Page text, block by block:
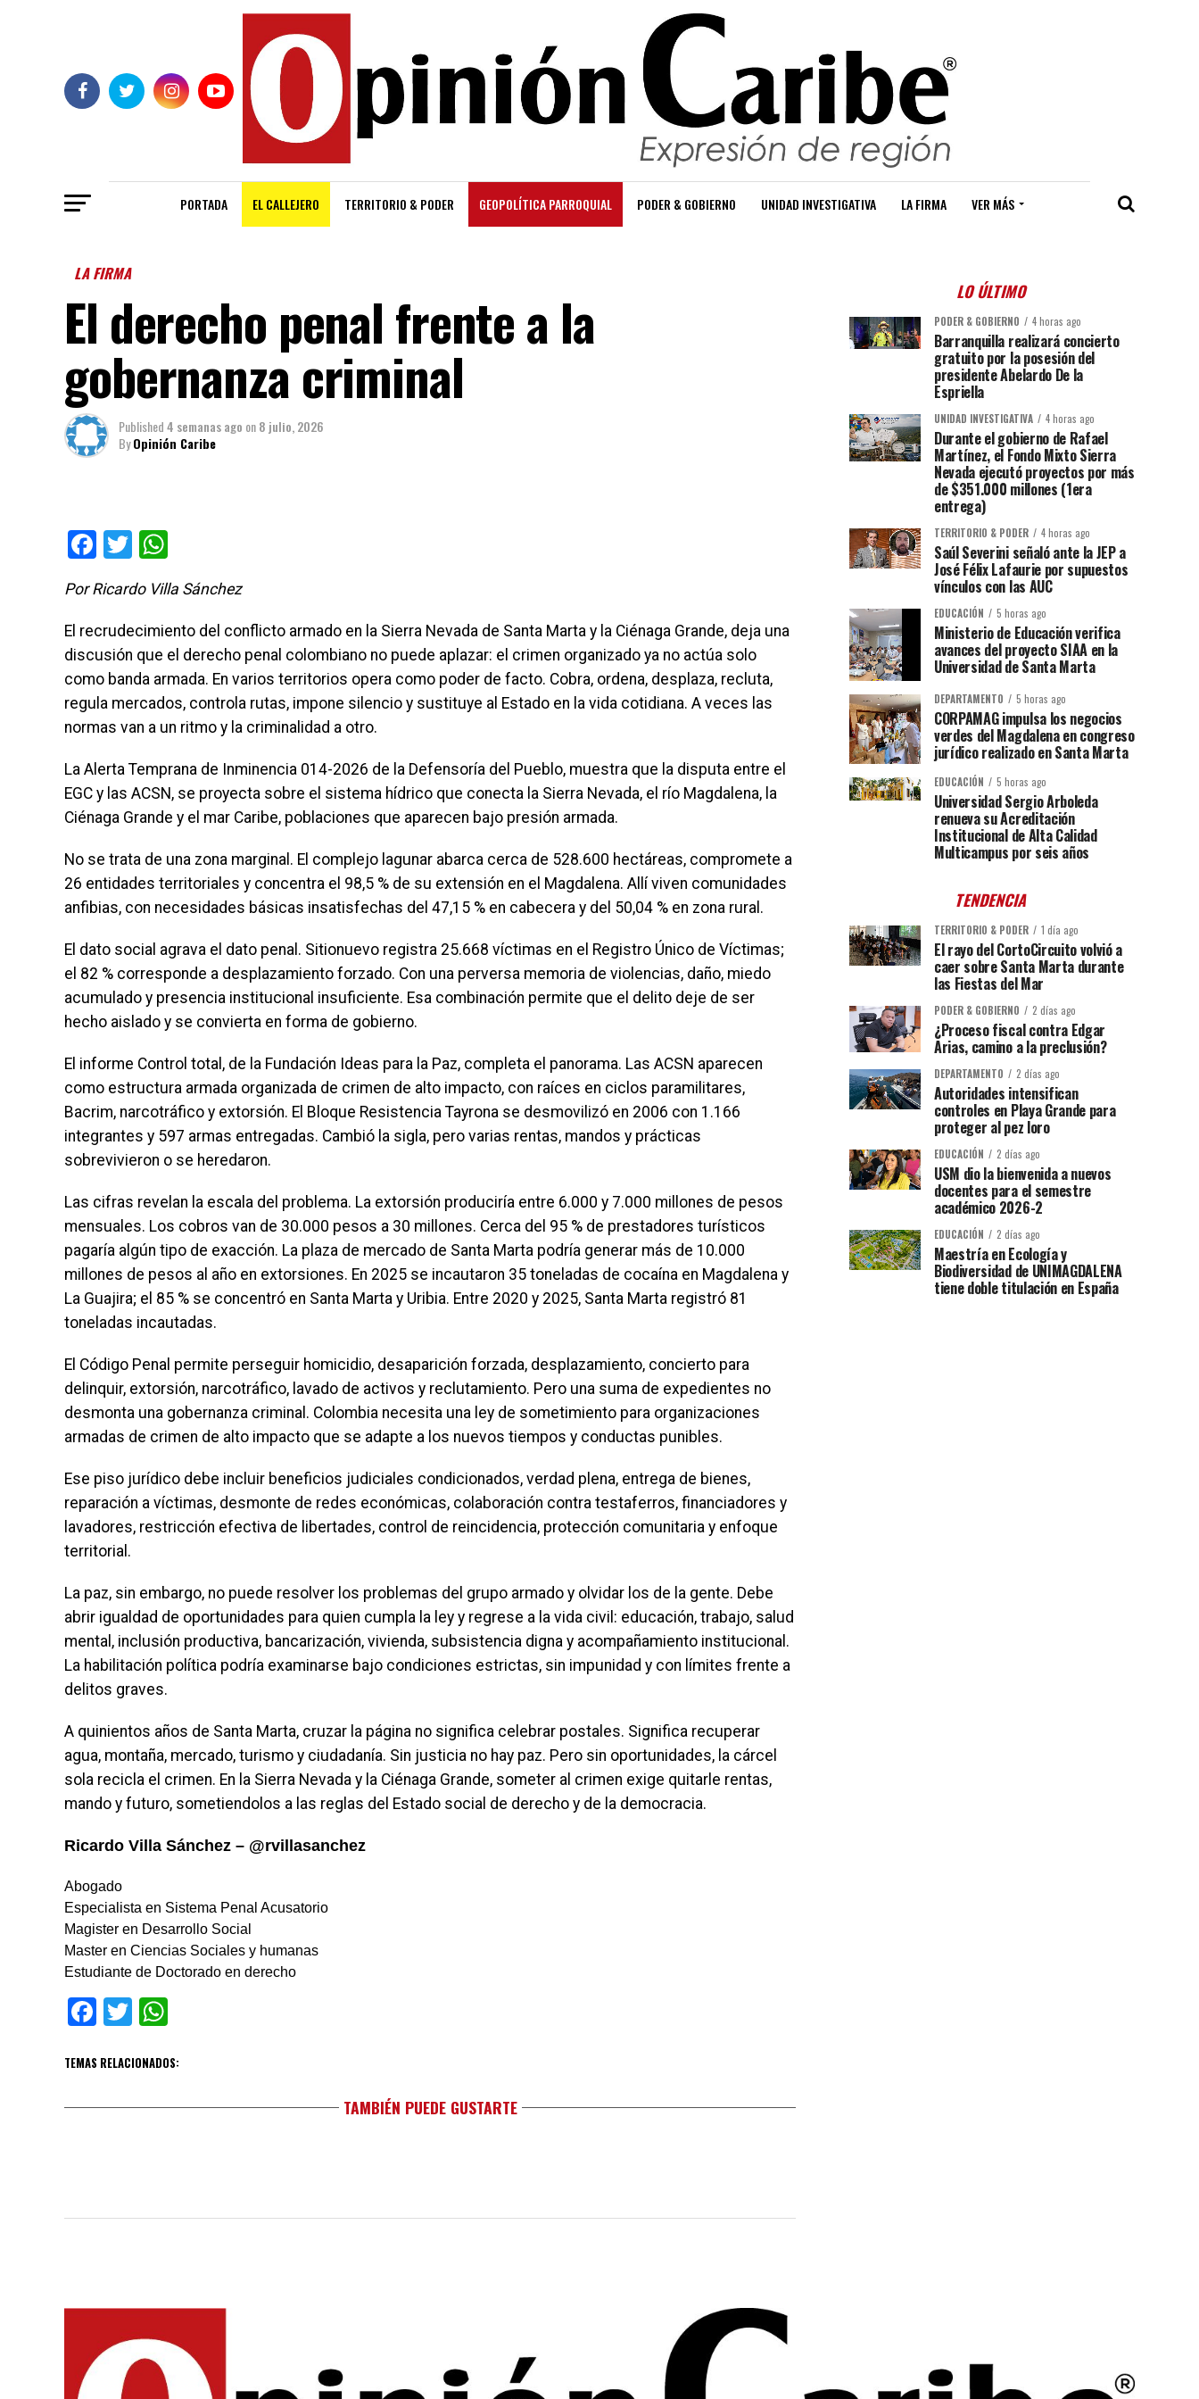
PORTADA EL CALLEJERO TERRITORIO & PODER GEOPOLÍTICA PARROQUIAL PODER & GOBIERNO UNIDAD INVESTIGATIVA LA FIRMA VER MÁS
LA FIRMA
El derecho penal frente a la
gobernanza criminal
Published4 semanas ago on8 julio, 2026
ByOpinión Caribe
Facebook
Twitter
Por Ricardo Villa Sánchez
El recrudecimiento del conflicto armado en la Sierra Nevada de Santa Marta y la Ciénaga Grande, deja una
discusión que el derecho penal colombiano no puede aplazar: el crimen organizado ya no actúa solo
como banda armada. En varios territorios opera como poder de facto. Cobra, ordena, desplaza, recluta,
regula mercados, controla rutas, impone silencio y sustituye al Estado en la vida cotidiana. A veces las
normas van a un ritmo y la criminalidad a otro.
La Alerta Temprana de Inminencia 014-2026 de la Defensoría del Pueblo, muestra que la disputa entre el
EGC y las ACSN, se proyecta sobre el sistema hídrico que conecta la Sierra Nevada, el río Magdalena, la
Ciénaga Grande y el mar Caribe, poblaciones que aparecen bajo presión armada.
No se trata de una zona marginal. El complejo lagunar abarca cerca de 528.600 hectáreas, compromete a
26 entidades territoriales y concentra el 98,5 % de su extensión en el Magdalena. Allí viven comunidades
anfibias, con necesidades básicas insatisfechas del 47,15 % en cabecera y del 50,04 % en zona rural.
El dato social agrava el dato penal. Sitionuevo registra 25.668 víctimas en el Registro Único de Víctimas;
el 82 % corresponde a desplazamiento forzado. Con una perversa memoria de violencias, daño, miedo
acumulado y presencia institucional insuficiente. Esa combinación permite que el delito deje de ser
hecho aislado y se convierta en forma de gobierno.
El informe Control total, de la Fundación Ideas para la Paz, completa el panorama. Las ACSN aparecen
como estructura armada organizada de crimen de alto impacto, con raíces en ciclos paramilitares,
Bacrim, narcotráfico y extorsión. El Bloque Resistencia Tayrona se desmovilizó en 2006 con 1.166
integrantes y 597 armas entregadas. Cambió la sigla, pero varias rentas, mandos y prácticas
sobrevivieron o se heredaron.
Las cifras revelan la escala del problema. La extorsión produciría entre 6.000 y 7.000 millones de pesos
mensuales. Los cobros van de 30.000 pesos a 30 millones. Cerca del 95 % de prestadores turísticos
pagaría algún tipo de exacción. La plaza de mercado de Santa Marta podría generar más de 10.000
millones de pesos al año en extorsiones. En 2025 se incautaron 35 toneladas de cocaína en Magdalena y
La Guajira; el 85 % se concentró en Santa Marta y Uribia. Entre 2020 y 2025, Santa Marta registró 81
toneladas incautadas.
El Código Penal permite perseguir homicidio, desaparición forzada, desplazamiento, concierto para
delinquir, extorsión, narcotráfico, lavado de activos y reclutamiento. Pero una suma de expedientes no
desmonta una gobernanza criminal. Colombia necesita una ley de sometimiento para organizaciones
armadas de crimen de alto impacto que se adapte a los nuevos tiempos y conductas punibles.
Ese piso jurídico debe incluir beneficios judiciales condicionados, verdad plena, entrega de bienes,
reparación a víctimas, desmonte de redes económicas, colaboración contra testaferros, financiadores y
lavadores, restricción efectiva de libertades, control de reincidencia, protección comunitaria y enfoque
territorial.
La paz, sin embargo, no puede resolver los problemas del grupo armado y olvidar los de la gente. Debe
abrir igualdad de oportunidades para quien cumpla la ley y regrese a la vida civil: educación, trabajo, salud
mental, inclusión productiva, bancarización, vivienda, subsistencia digna y acompañamiento institucional.
La habilitación política podría examinarse bajo condiciones estrictas, sin impunidad y con límites frente a
delitos graves.
A quinientos años de Santa Marta, cruzar la página no significa celebrar postales. Significa recuperar
agua, montaña, mercado, turismo y ciudadanía. Sin justicia no hay paz. Pero sin oportunidades, la cárcel
sola recicla el crimen. En la Sierra Nevada y la Ciénaga Grande, someter al crimen exige quitarle rentas,
mando y futuro, sometiendolos a las reglas del Estado social de derecho y de la democracia.
Ricardo Villa Sánchez – @rvillasanchez
Abogado
Especialista en Sistema Penal Acusatorio
Magister en Desarrollo Social
Master en Ciencias Sociales y humanas
Estudiante de Doctorado en derecho
Facebook
Twitter
TEMAS RELACIONADOS:
TAMBIÉN PUEDE GUSTARTE
LO ÚLTIMO
PODER & GOBIERNO 4 horas ago
Barranquilla realizará concierto
gratuito por la posesión del
presidente Abelardo De la
Espriella
UNIDAD INVESTIGATIVA 4 horas ago
Durante el gobierno de Rafael
Martínez, el Fondo Mixto Sierra
Nevada ejecutó proyectos por más
de $351.000 millones (1era
entrega)
TERRITORIO & PODER 4 horas ago
Saúl Severini señaló ante la JEP a
José Félix Lafaurie por supuestos
vínculos con las AUC
EDUCACIÓN 5 horas ago
Ministerio de Educación verifica
avances del proyecto SIAA en la
Universidad de Santa Marta
DEPARTAMENTO 5 horas ago
CORPAMAG impulsa los negocios
verdes del Magdalena en congreso
jurídico realizado en Santa Marta
EDUCACIÓN 5 horas ago
Universidad Sergio Arboleda
renueva su Acreditación
Institucional de Alta Calidad
Multicampus por seis años
TENDENCIA
TERRITORIO & PODER 1 día ago
El rayo del CortoCircuito volvió a
caer sobre Santa Marta durante
las Fiestas del Mar
PODER & GOBIERNO 2 días ago
¿Proceso fiscal contra Edgar
Arias, camino a la preclusión?
DEPARTAMENTO 2 días ago
Autoridades intensifican
controles en Playa Grande para
proteger al pez loro
EDUCACIÓN 2 días ago
USM dio la bienvenida a nuevos
docentes para el semestre
académico 2026-2
EDUCACIÓN 2 días ago
Maestría en Ecología y
Biodiversidad de UNIMAGDALENA
tiene doble titulación en España